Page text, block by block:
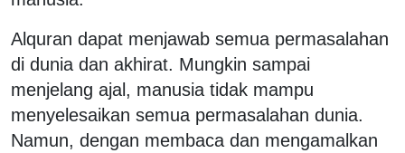
Alquran dapat menjawab semua permasalahan
di dunia dan akhirat. Mungkin sampai
menjelang ajal, manusia tidak mampu
menyelesaikan semua permasalahan dunia.
Namun, dengan membaca dan mengamalkan